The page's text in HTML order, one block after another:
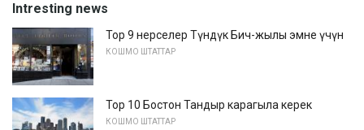
Intresting news
Top 9 нерселер Түндүк Бич-жылы эмне үчүн
КОШМО ШТАТТАР
Top 10 Бостон Тандыр карагыла керек
КОШМО ШТАТТАР